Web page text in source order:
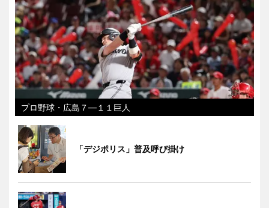
プロ野球・広島７―１１巨人
「デジポリス」普及呼び掛け